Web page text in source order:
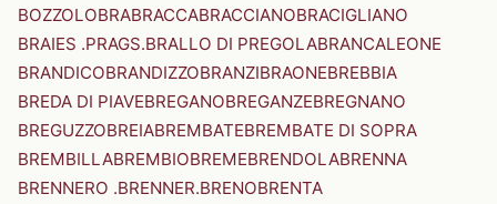
BOZZOLOBRABRACCABRACCIANOBRACIGLIANO
BRAIES .PRAGS.BRALLO DI PREGOLABRANCALEONE
BRANDICOBRANDIZZOBRANZIBRAONEBREBBIA
BREDA DI PIAVEBREGANOBREGANZEBREGNANO
BREGUZZOBREIABREMBATEBREMBATE DI SOPRA
BREMBILLABREMBIOBREMEBRENDOLABRENNA
BRENNERO .BRENNER.BRENOBRENTA